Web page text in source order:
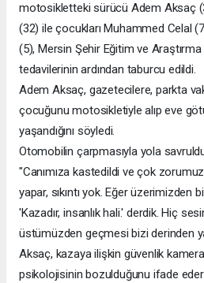
motosikletteki sürücü Adem Aksaç
(32) ile çocukları Muhammed Celal
(5), Mersin Şehir Eğitim ve
tedavilerinin ardından taburcu edildi.
Adem Aksaç, gazetecilere, parkta
çocuğunu motosikletiyle alıp eve
yaşandığını söyledi.
Otomobilin çarpmasıyla yola
"Canımıza kastedildi ve çok
yapar, sıkıntı yok. Eğer üzerimizden
'Kazadır, insanlık hali.' derdik. Hiç
üstümüzden geçmesi bizi derinden
Aksaç, kazaya ilişkin güvenlik
psikolojisinin bozulduğunu ifade